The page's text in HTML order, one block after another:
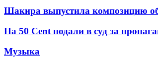
Шакира выпустила композицию
На 50 Cent подали в суд за
Музыка